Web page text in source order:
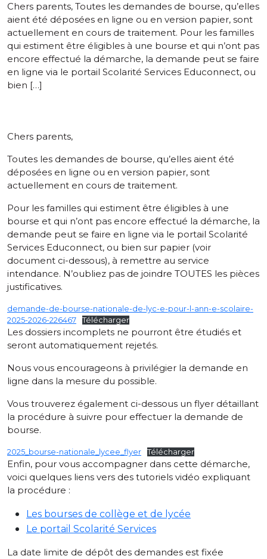
Chers parents, Toutes les demandes de bourse, qu’elles
aient été déposées en ligne ou en version papier, sont
actuellement en cours de traitement. Pour les familles
qui estiment être éligibles à une bourse et qui n’ont pas
encore effectué la démarche, la demande peut se faire
en ligne via le portail Scolarité Services Educonnect, ou
bien […]
Chers parents,
Toutes les demandes de bourse, qu’elles aient été
déposées en ligne ou en version papier, sont
actuellement en cours de traitement.
Pour les familles qui estiment être éligibles à une
bourse et qui n’ont pas encore effectué la démarche, la
demande peut se faire en ligne via le portail Scolarité
Services Educonnect, ou bien sur papier (voir
document ci-dessous), à remettre au service
intendance. N’oubliez pas de joindre TOUTES les pièces
justificatives.
demande-de-bourse-nationale-de-lyc-e-pour-l-ann-e-scolaire-
2025-2026-226467
Télécharger
Les dossiers incomplets ne pourront être étudiés et
seront automatiquement rejetés.
Nous vous encourageons à privilégier la demande en
ligne dans la mesure du possible.
Vous trouverez également ci-dessous un flyer détaillant
la procédure à suivre pour effectuer la demande de
bourse.
2025_bourse-nationale_lycee_flyer Télécharger
Enfin, pour vous accompagner dans cette démarche,
voici quelques liens vers des tutoriels vidéo expliquant
la procédure :
Les bourses de collège et de lycée
Le portail Scolarité Services
​La date limite de dépôt des demandes est fixée